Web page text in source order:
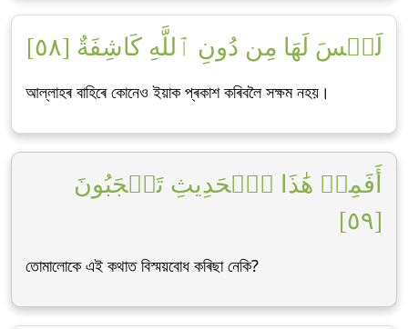
لَيۡسَ لَهَا مِن دُونِ ٱللَّهِ كَاشِفَةٌ [٥٨]
আল্লাহৰ বাহিৰে কোনেও ইয়াক প্ৰকাশ কৰিবলৈ সক্ষম নহয়।
أَفَمِنۡ هَٰذَا ٱلۡحَدِيثِ تَعۡجَبُونَ
[٥٩]
তোমালোকে এই কথাত বিস্ময়বোধ কৰিছা নেকি?